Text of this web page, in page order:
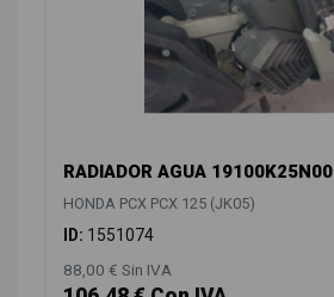
RADIADOR AGUA 19100K25N00
HONDA PCX PCX 125 (JK05)
ID: 1551074
88,00 € Sin IVA